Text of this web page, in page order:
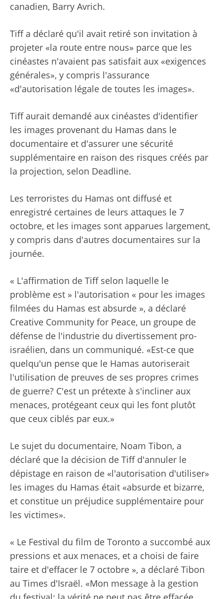
canadien, Barry Avrich.
Tiff a déclaré qu'il avait retiré son invitation à
projeter «la route entre nous» parce que les
cinéastes n'avaient pas satisfait aux «exigences
générales», y compris l'assurance
«d'autorisation légale de toutes les images».
Tiff aurait demandé aux cinéastes d'identifier
les images provenant du Hamas dans le
documentaire et d'assurer une sécurité
supplémentaire en raison des risques créés par
la projection, selon Deadline.
Les terroristes du Hamas ont diffusé et
enregistré certaines de leurs attaques le 7
octobre, et les images sont apparues largement,
y compris dans d'autres documentaires sur la
journée.
« L'affirmation de Tiff selon laquelle le
problème est » l'autorisation « pour les images
filmées du Hamas est absurde », a déclaré
Creative Community for Peace, un groupe de
défense de l'industrie du divertissement pro-
israélien, dans un communiqué. «Est-ce que
quelqu'un pense que le Hamas autoriserait
l'utilisation de preuves de ses propres crimes
de guerre? C'est un prétexte à s'incliner aux
menaces, protégeant ceux qui les font plutôt
que ceux ciblés par eux.»
Le sujet du documentaire, Noam Tibon, a
déclaré que la décision de Tiff d'annuler le
dépistage en raison de «l'autorisation d'utiliser»
les images du Hamas était «absurde et bizarre,
et constitue un préjudice supplémentaire pour
les victimes».
« Le Festival du film de Toronto a succombé aux
pressions et aux menaces, et a choisi de faire
taire et d'effacer le 7 octobre », a déclaré Tibon
au Times d'Israël. «Mon message à la gestion